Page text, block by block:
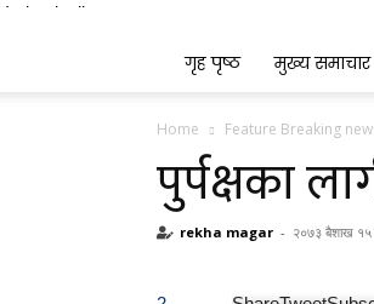
Indrenionline.com
गृह पृष्ठ मुख्य समाचार
Home Feature Breaking
पुर्पक्षका
rekha magar - २०७३ बैशाख